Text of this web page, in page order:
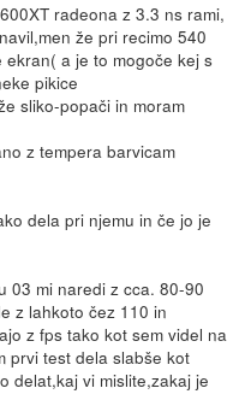
radeona z 3.3 ns rami,
že pri recimo 540
ekran( a je to mogoče kej s
pikice
sliko-popači in moram
z tempera barvicam
dela pri njemu in če jo je
03 mi naredi z cca. 80-90
z lahkoto čez 110 in
z fps tako kot sem videl na
prvi test dela slabše kot
delat,kaj vi mislite,zakaj je